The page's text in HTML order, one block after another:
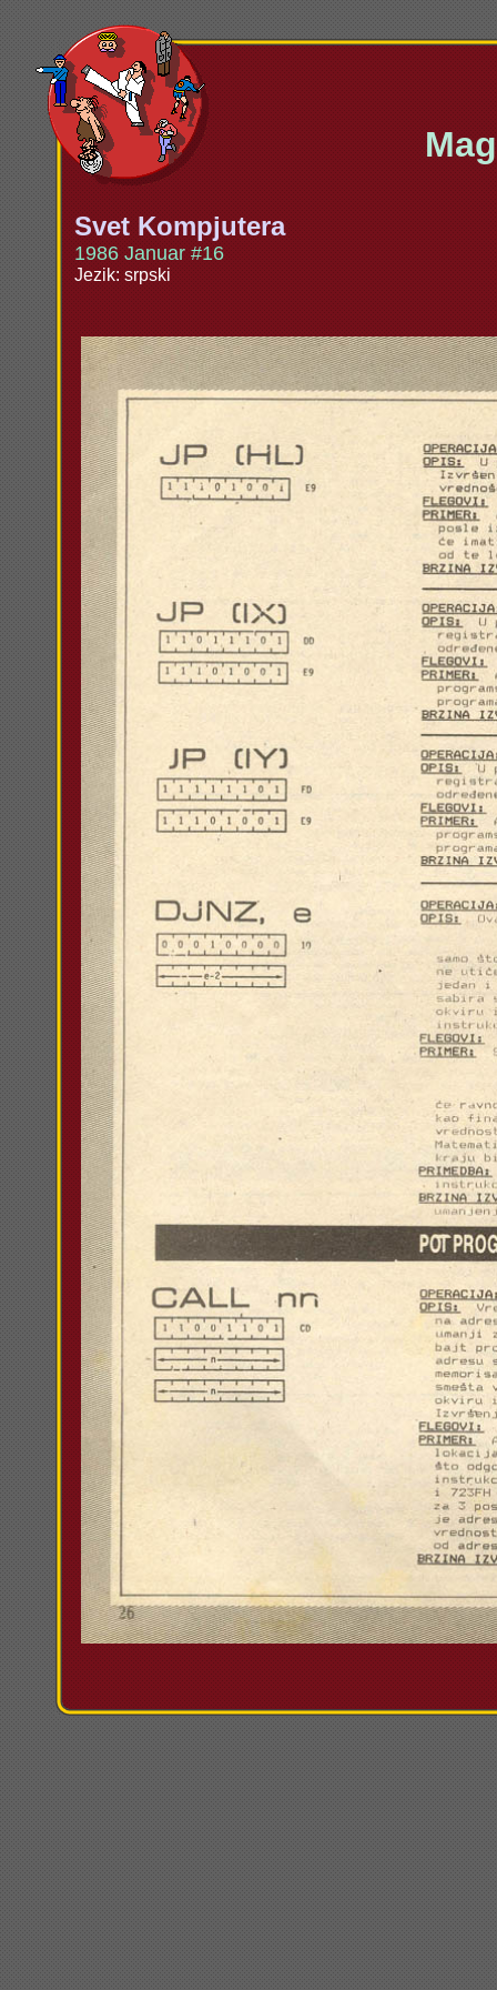
Svet Kompjutera
1986 Januar #16
Jezik: srpski